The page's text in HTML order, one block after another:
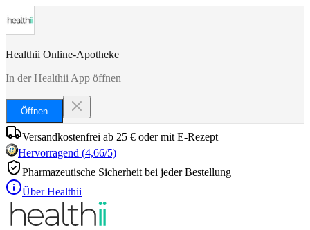
Healthii Online-Apotheke
In der Healthii App öffnen
Öffnen
Versandkostenfrei ab 25 € oder mit E-Rezept
Hervorragend (4,66/5)
Pharmazeutische Sicherheit bei jeder Bestellung
Über Healthii